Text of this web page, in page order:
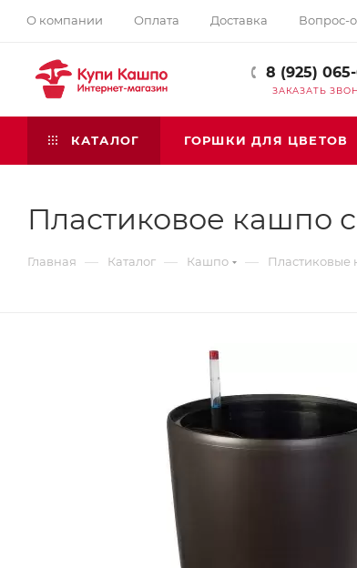
О компании Оплата Доставка Вопрос-
8 (925)
ЗАКАЗАТЬ
КАТАЛОГ ГОРШКИ ДЛЯ ЦВЕТОВ
Пластиковое кашпо
Главная — Каталог — Кашпо — Пластиковые